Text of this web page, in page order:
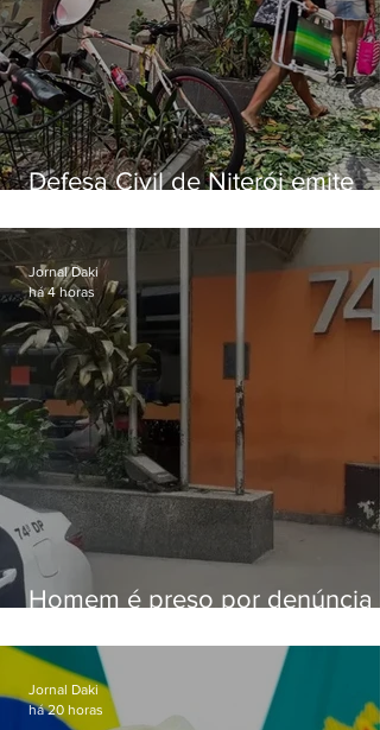
Defesa Civil de Niterói emite
sexta-feira (07)
Homem é preso por denúncia
Alcântara
Jornal Daki
há 4 horas
Jornal Daki
há 20 horas